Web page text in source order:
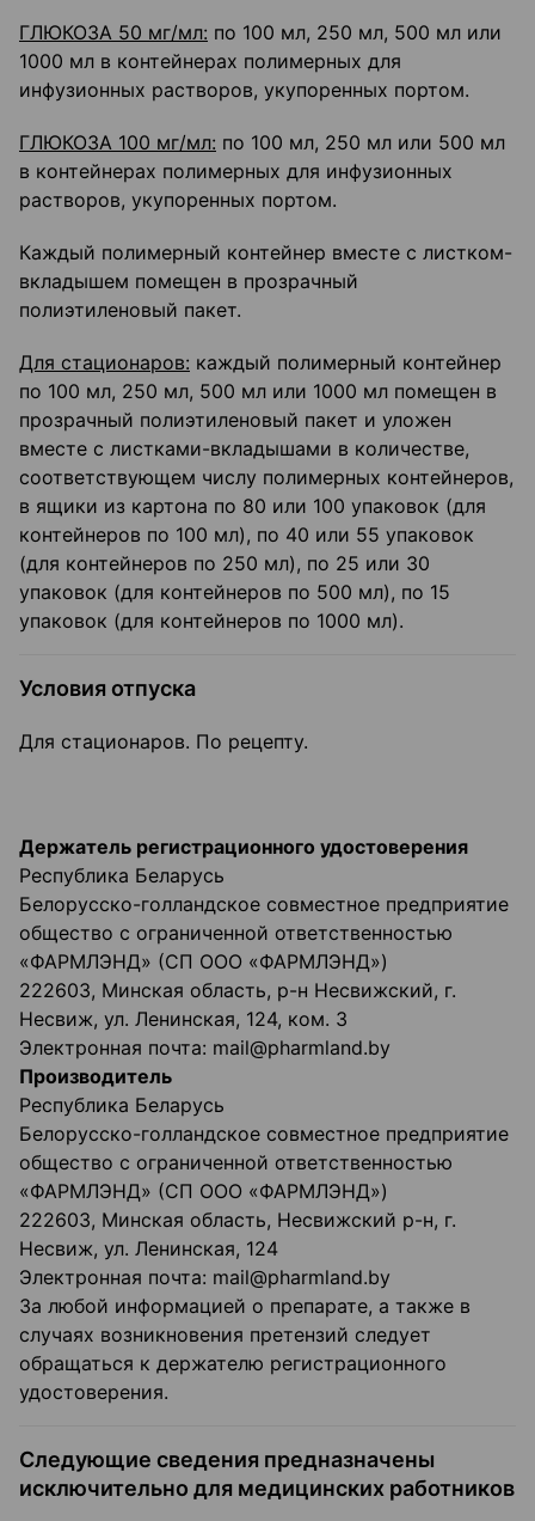
ГЛЮКОЗА 50 мг/мл: по 100 мл, 250 мл, 500 мл или
1000 мл в контейнерах полимерных для
инфузионных растворов, укупоренных портом.
ГЛЮКОЗА 100 мг/мл: по 100 мл, 250 мл или 500 мл
в контейнерах полимерных для инфузионных
растворов, укупоренных портом.
Каждый полимерный контейнер вместе с листком-
вкладышем помещен в прозрачный
полиэтиленовый пакет.
Для стационаров: каждый полимерный контейнер
по 100 мл, 250 мл, 500 мл или 1000 мл помещен в
прозрачный полиэтиленовый пакет и уложен
вместе с листками-вкладышами в количестве,
соответствующем числу полимерных контейнеров,
в ящики из картона по 80 или 100 упаковок (для
контейнеров по 100 мл), по 40 или 55 упаковок
(для контейнеров по 250 мл), по 25 или 30
упаковок (для контейнеров по 500 мл), по 15
упаковок (для контейнеров по 1000 мл).
Условия отпуска
Для стационаров. По рецепту.
Держатель регистрационного удостоверения
Республика Беларусь
Белорусско-голландское совместное предприятие
общество с ограниченной ответственностью
«ФАРМЛЭНД» (СП ООО «ФАРМЛЭНД»)
222603, Минская область, р-н Несвижский, г.
Несвиж, ул. Ленинская, 124, ком. 3
Электронная почта: mail@pharmland.by
Производитель
Республика Беларусь
Белорусско-голландское совместное предприятие
общество с ограниченной ответственностью
«ФАРМЛЭНД» (СП ООО «ФАРМЛЭНД»)
222603, Минская область, Несвижский р-н, г.
Несвиж, ул. Ленинская, 124
Электронная почта: mail@pharmland.by
За любой информацией о препарате, а также в
случаях возникновения претензий следует
обращаться к держателю регистрационного
удостоверения.
Следующие сведения предназначены
исключительно для медицинских работников